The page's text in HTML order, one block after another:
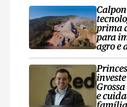
prima
para
agro e
e